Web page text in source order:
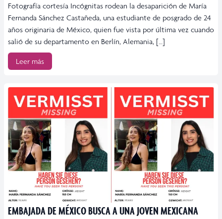
Fotografía cortesía Incógnitas rodean la desaparición de María
Fernanda Sánchez Castañeda, una estudiante de posgrado de 24
años originaria de México, quien fue vista por última vez cuando
salió de su departamento en Berlín, Alemania, […]
Leer más
EMBAJADA DE MÉXICO BUSCA A UNA JOVEN MEXICANA